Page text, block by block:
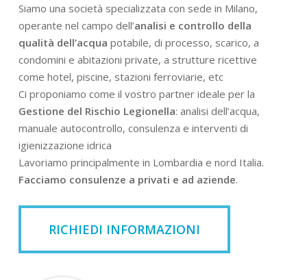
Siamo una società specializzata con sede in Milano,
operante nel campo dell’analisi e controllo della
qualità dell’acqua potabile, di processo, scarico, a
condomini e abitazioni private, a strutture ricettive
come hotel, piscine, stazioni ferroviarie, etc
Ci proponiamo come il vostro partner ideale per la
Gestione del Rischio Legionella: analisi dell’acqua,
manuale autocontrollo, consulenza e interventi di
igienizzazione idrica
Lavoriamo principalmente in Lombardia e nord Italia.
Facciamo consulenze a privati e ad aziende.
RICHIEDI INFORMAZIONI